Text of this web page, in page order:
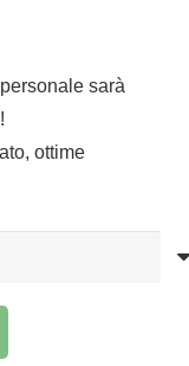
sarà
ottime